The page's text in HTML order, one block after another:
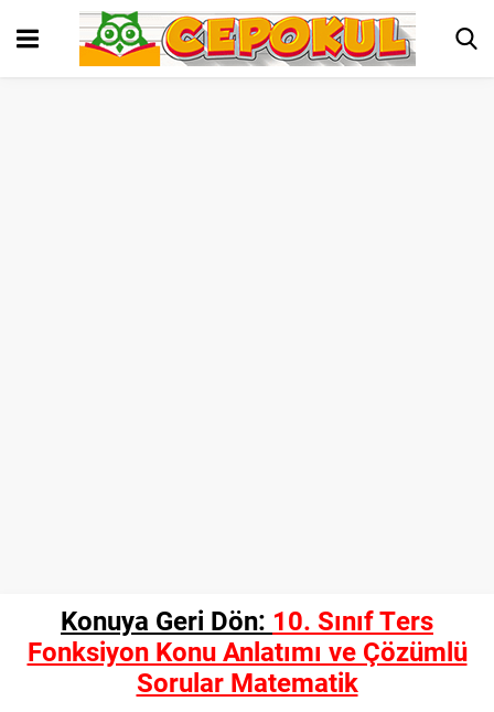
Konuya Geri Dön: 10. Sınıf Ters
Fonksiyon Konu Anlatımı ve Çözümlü
Sorular Matematik